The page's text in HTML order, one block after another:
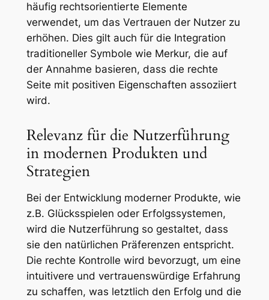
häufig rechtsorientierte Elemente
verwendet, um das Vertrauen der Nutzer zu
erhöhen. Dies gilt auch für die Integration
traditioneller Symbole wie Merkur, die auf
der Annahme basieren, dass die rechte
Seite mit positiven Eigenschaften assoziiert
wird.
Relevanz für die Nutzerführung
in modernen Produkten und
Strategien
Bei der Entwicklung moderner Produkte, wie
z.B. Glücksspielen oder Erfolgssystemen,
wird die Nutzerführung so gestaltet, dass
sie den natürlichen Präferenzen entspricht.
Die rechte Kontrolle wird bevorzugt, um eine
intuitivere und vertrauenswürdige Erfahrung
zu schaffen, was letztlich den Erfolg und die